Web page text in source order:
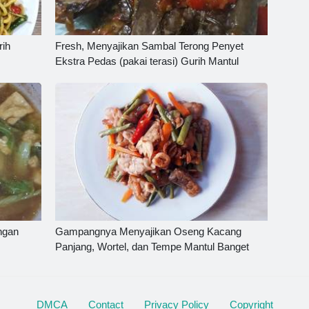
Fresh, Menyajikan Sambal Terong Penyet
Ekstra Pedas (pakai terasi) Gurih Mantul
Gampangnya Menyajikan Oseng Kacang
Panjang, Wortel, dan Tempe Mantul Banget
DMCA Contact Privacy Policy Copyright